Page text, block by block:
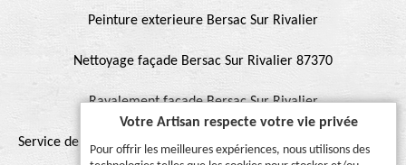
Peinture exterieure Bersac Sur Rivalier
Nettoyage façade Bersac Sur Rivalier 87370
Ravalement façade Bersac Sur Rivalier
Service de peinture et hydrofuge de toiture Bersac Sur Rivalier
Votre Artisan respecte votre vie privée
Pour offrir les meilleures expériences, nous utilisons des